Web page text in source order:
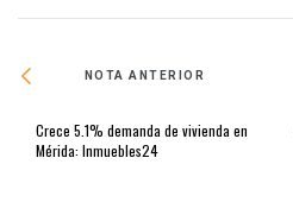
NOTA ANTERIOR
Crece 5.1% demanda de vivienda en
Mérida: Inmuebles24